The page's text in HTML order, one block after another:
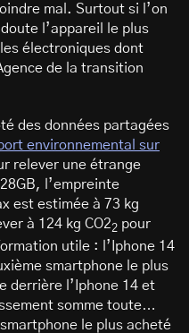
mal. Surtout si l’on
l’appareil le plus
électroniques dont
de la transition
des données partagées
environnemental sur
relever une étrange
l’empreinte
est estimée à 73 kg
à 124 kg CO22 pour
utile : l’Iphone 14
smartphone le plus
derrière l’Iphone 14 et
somme toute…
le plus acheté